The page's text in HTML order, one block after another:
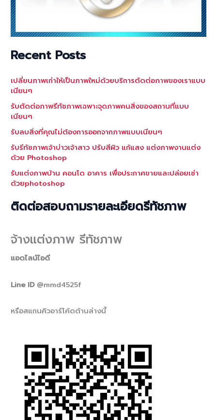
Recent Posts
เปลี่ยนภาพเก่าให้เป็นภาพใหม่ด้วยบริการตัดต่อภาพของเราแบบ
เนียนๆ
รับตัดต่อภาพรีทัชภาพเฉพาะจุดภาพคนสิ่งของสถานที่แบบ
เนียนๆ
รับลบสิ่งที่คุณไม่ต้องการออกจากภาพแบบเนียนๆ
รับรีทัชภาพเจ้าบ่าวเจ้าสาว ปรับสีผิว แก้แสง แต่งภาพงานแต่ง
ด้วย Photoshop
รับแต่งภาพบ้าน คอนโด อาคาร เพื่อประกาศขายและปล่อยเช่า
ด้วยphotoshop
ติดต่อสอบถามรายละเอียดรีทัชภาพ
จ้างแต่งภาพ รีทัชภาพ
แอดไลน์ไอดี
Line ID @mmd4525f
หรือสแกนคิวอาร์โค้ดด้านล่างนี้